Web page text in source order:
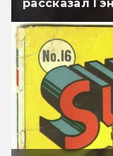
рассказал